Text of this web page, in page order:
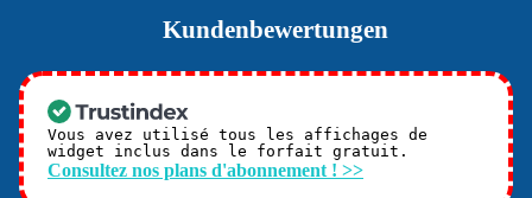
Kundenbewertungen
Vous avez utilisé tous les affichages de
widget inclus dans le forfait gratuit.
Consultez nos plans d'abonnement ! >>